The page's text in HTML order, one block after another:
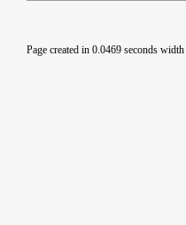
Page created in 0.0469 seconds